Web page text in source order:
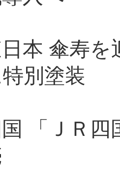
本 傘寿
別塗装
「ＪＲ